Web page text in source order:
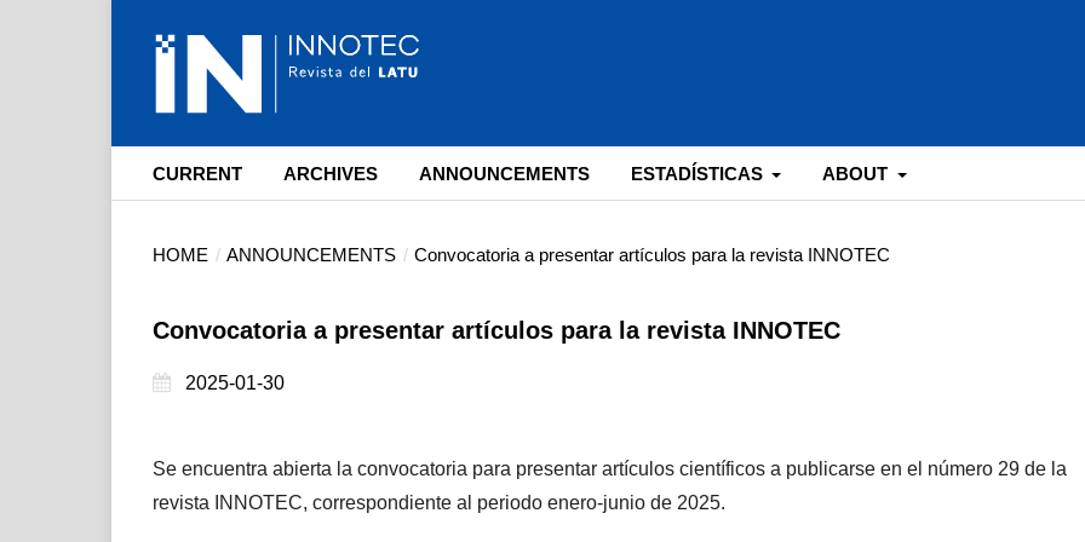
CURRENT ARCHIVES ANNOUNCEMENTS ESTADÍSTICAS ABOUT
HOME / ANNOUNCEMENTS / Convocatoria a presentar artículos para la revista INNOTEC
Convocatoria a presentar artículos para la revista INNOTEC
2025-01-30
Se encuentra abierta la convocatoria para presentar artículos científicos a publicarse en el número 29 de la
revista INNOTEC, correspondiente al periodo enero-junio de 2025.